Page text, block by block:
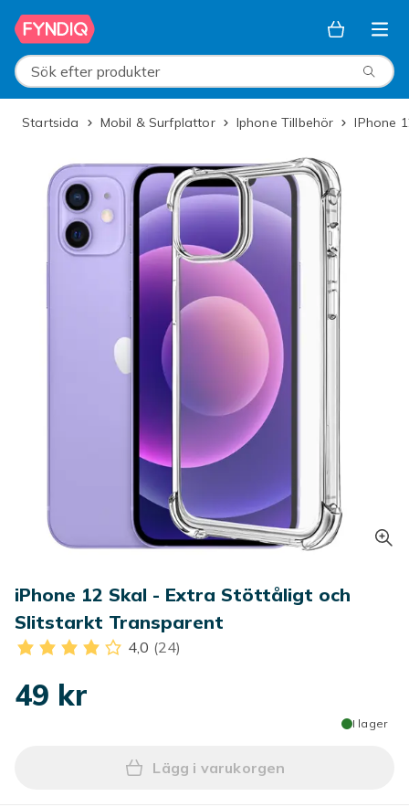
Hoppa till huvudinnehållet
Sök efter produkter
Startsida Mobil & Surfplattor Iphone Tillbehör iPhone
iPhone 12 Skal - Extra Stöttåligt och
Slitstarkt Transparent
4,0 (24)
49 kr
I lager
Lägg till iPhone 12 Skal -
Lägg i varukorgen